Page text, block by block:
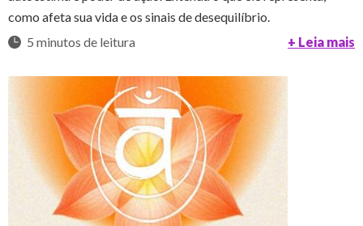
como afeta sua vida e os sinais de desequilíbrio.
5 minutos de leitura
+ Leia mais